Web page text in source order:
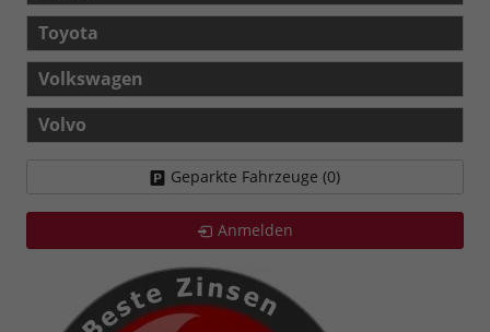
Toyota
Volkswagen
Volvo
Geparkte Fahrzeuge (0)
Anmelden